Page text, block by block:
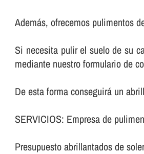
Además, ofrecemos pulimentos
Si necesita pulir el suelo de su
mediante nuestro formulario de
De esta forma conseguirá un
SERVICIOS: Empresa de
Presupuesto abrillantados de